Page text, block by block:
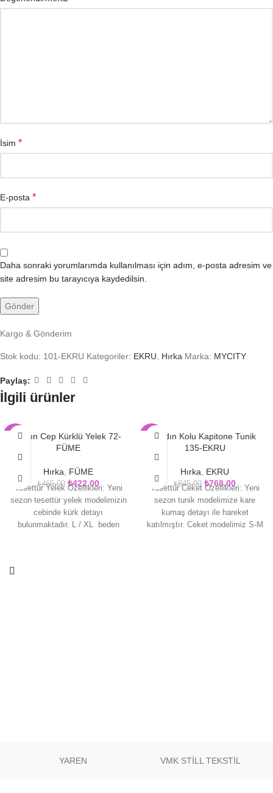
İsim *
E-posta *
Daha sonraki yorumlarımda kullanılması için adım, e-posta adresim ve
site adresim bu tarayıcıya kaydedilsin.
Kargo & Gönderim
Stok kodu: 101-EKRU Kategoriler: EKRU, Hırka Marka: MYCITY
Paylaş:
İlgili ürünler
-9%Kadın Cep Kürklü Yelek 72-
FÜME
Hırka, FÜME
₺465.00 ₺422.00
Tesettür Yelek Özellikleri: Yeni
sezon tesettür yelek modelimizin
cebinde kürk detayı
bulunmaktadır. L / XL beden
-9%Kadın Kolu Kapitone Tunik
135-EKRU
Hırka, EKRU
₺845.00 ₺768.00
Tesettür Ceket Özellikleri: Yeni
sezon tunik modelimize kare
kumaş detayı ile hareket
katılmıştır. Ceket modelimiz S-M
YAREN VMK STİLL TEKSTİL